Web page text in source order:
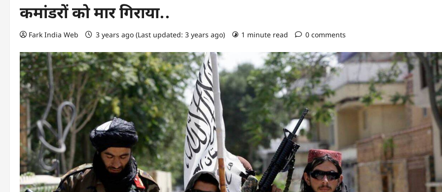
कमांडरों को मार गिराया..
Fark India Web 3 years ago (Last updated: 3 years ago) 1 minute read 0 comments